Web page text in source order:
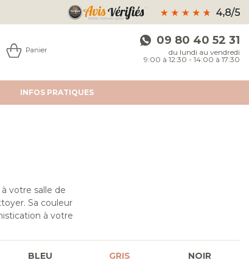
Panier
09 80 40 52 31
du lundi au vendredi
9:00 à 12:30 - 14:00 à 17:30
INFOSPRATIQUES
votre salle de
Sa couleur
à votre
BLEU GRIS NOIR